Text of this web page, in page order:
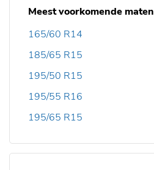
Meest voorkomende maten
165/60 R14
185/65 R15
195/50 R15
195/55 R16
195/65 R15